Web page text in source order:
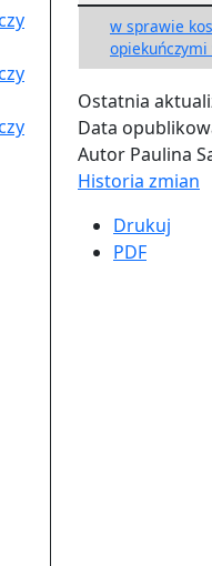
w sprawie
Ostatnia
Data
Autor Paulina
Historia zmian
Drukuj
PDF